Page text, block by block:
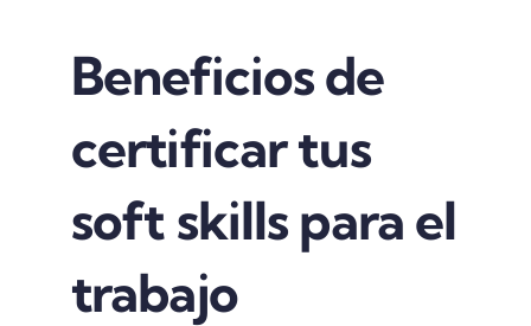
Beneficios de
certificar tus
soft skills para el
trabajo